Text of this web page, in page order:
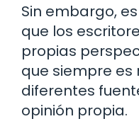
Sin embargo,
que los
propias
que siempre
diferentes
opinión propia.